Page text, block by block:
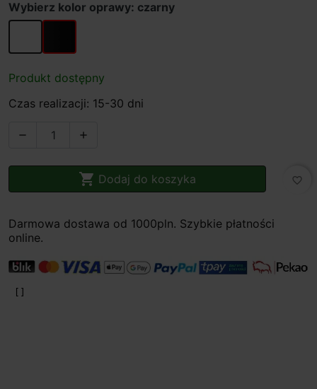
Wybierz kolor oprawy: czarny
biały czarny
Produkt dostępny
Czas realizacji: 15-30 dni
 
 Dodaj do koszyka favorite_border
Darmowa dostawa od 1000pln. Szybkie płatności
online.